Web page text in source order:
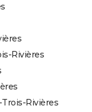
Rivières
Rivières